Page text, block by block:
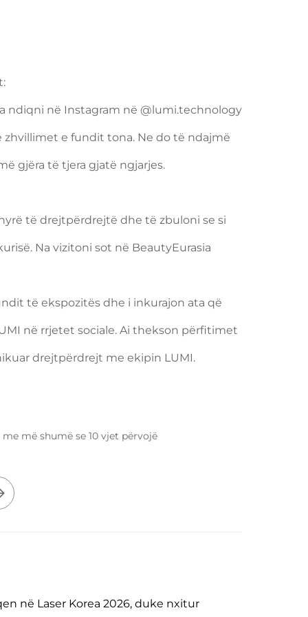
ndiqni në Instagram në @lumi.technology
e fundit tona. Ne do të ndajmë
gjëra të tjera gjatë ngjarjes.
të drejtpërdrejtë dhe të zbuloni se si
Na vizitoni sot në BeautyEurasia
të ekspozitës dhe i inkurajon ata që
në rrjetet sociale. Ai thekson përfitimet
drejtpërdrejt me ekipin LUMI.
më shumë se 10 vjet përvojë
në Laser Korea 2026, duke nxitur